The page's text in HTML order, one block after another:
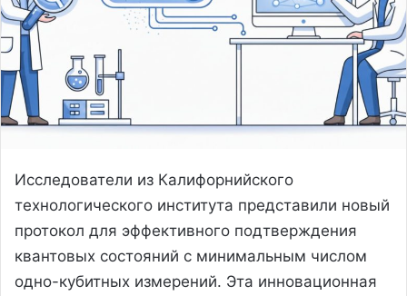
Исследователи из Калифорнийского
технологического института представили новый
протокол для эффективного подтверждения
квантовых состояний с минимальным числом
одно-кубитных измерений. Эта инновационная